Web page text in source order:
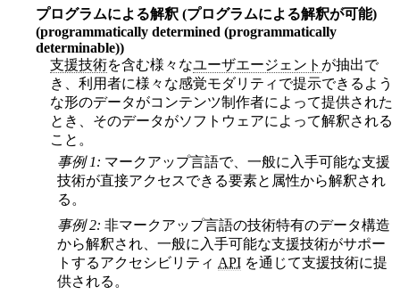
プログラムによる解釈 (プログラムによる解釈が可能)
(programmatically determined (programmatically
determinable))
支援技術を含む様々なユーザエージェント が抽出で
き、利用者に様々な感覚モダリティで提示できるよう
な形のデータがコンテンツ制作者によって提供された
とき、そのデータがソフトウェアによって解釈される
こと。
事例 1: マークアップ言語で、一般に入手可能な支援
技術が直接アクセスできる要素と属性から解釈され
る。
事例 2: 非マークアップ言語の技術特有のデータ構造
から解釈され、一般に入手可能な支援技術がサポー
トするアクセシビリティ API を通じて支援技術に提
供される。